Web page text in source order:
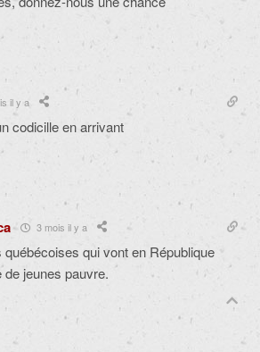
il y a
codicille en arrivant
3 mois il y a
qui vont en République
jeunes pauvre.